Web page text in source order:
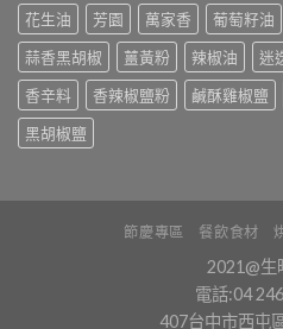
花生油
芳園 萬家香 葡萄籽油
蒜香黑胡椒
薑黃粉 辣椒油 迷
香辛料
香辣椒鹽粉 鹹酥雞椒鹽
黑胡椒鹽
節慶專區 餐飲食材
2021@生
電話:04
407台中市西屯